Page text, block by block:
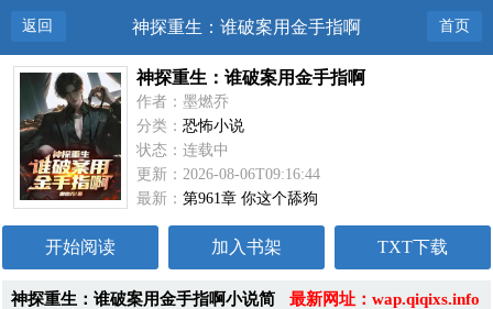
返回 神探重生：谁破案用金手指啊 首页
神探重生：谁破案用金手指啊
作者：墨燃乔
分类：恐怖小说
状态：连载中
更新：2026-08-06T09:16:44
最新：第961章 你这个舔狗
开始阅读 加入书架 TXT下载
最新网址：wap.qiqixs.info
神探重生：谁破案用金手指啊小说简